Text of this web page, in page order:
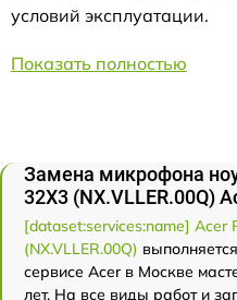
условий эксплуатации.
Показать полностью
Замена микрофона
32X3 (NX.VLLER.00Q)
[dataset:services:name] Acer
(NX.VLLER.00Q)
сервисе Acer в Москве
лет. На все виды работ и